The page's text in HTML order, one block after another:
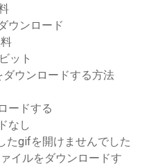
ウンロード
ット
ウンロードする方法
ードする
なし
たgifを開けませんでした
イルをダウンロードす